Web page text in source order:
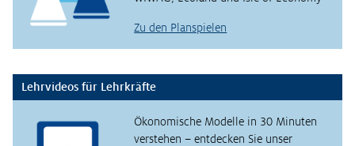
Zu den Planspielen
Lehrvideos für Lehrkräfte
Ökonomische Modelle in 30 Minuten
verstehen – entdecken Sie unser